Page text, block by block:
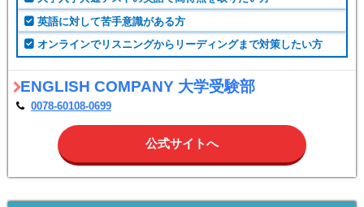
英語に対して苦手意識がある方
オンラインでリスニングからリーディングまで対策したい方
ENGLISH COMPANY 大学受験部
0078-60108-0699
公式サイトへ